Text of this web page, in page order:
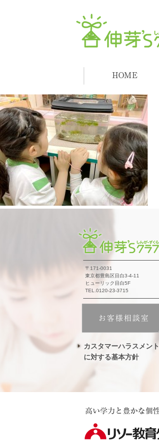
〒171-0031
東京都豊島区目白3-4-11
ヒューリック目白5F
TEL.0120-23-3715
カスタマーハラスメント
に対する基本方針